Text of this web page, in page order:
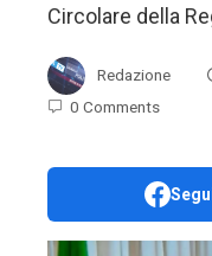
Circolare della
Redazione
0 Comments